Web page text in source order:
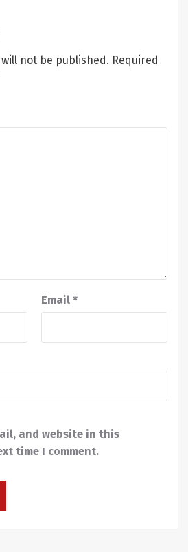
not be published. Required
Email *
and website in this
time I comment.